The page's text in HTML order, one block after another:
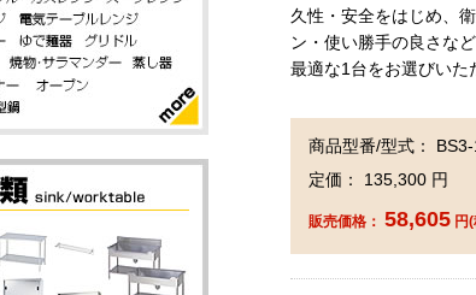
久性・安全をはじめ、
ン・使い勝手の良さな
最適な1台をお選びいた
商品型番/型式：
定価： 135,300 円
販売価格： 58,605 円